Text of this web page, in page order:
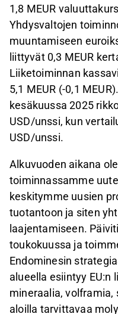
1,8 MEUR
Yhdysvaltojen
muuntamiseen
liittyvät 0,3 MEUR
Liiketoiminnan
5,1 MEUR (-0,1
kesäkuussa 2025
USD/unssi, kun
USD/unssi.
Alkuvuoden aikana
toiminnassamme
keskitymme uusien
tuotantoon ja siten
laajentamiseen.
toukokuussa ja
Endominesin
alueella esiintyy EU:n
mineraalia, volframia,
aloilla tarvittavaa